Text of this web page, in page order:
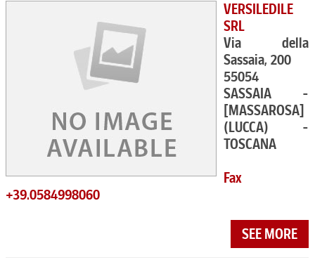
VERSILEDILE
SRL
Via della
Sassaia, 200
55054
SASSAIA -
[MASSAROSA]
(LUCCA) -
TOSCANA
Fax
+39.0584998060
SEE MORE